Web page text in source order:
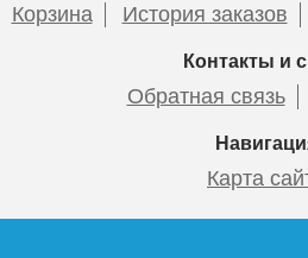
Подробнее
Подробнее
Корзина История заказов
Контакты и
Обратная связь
Карта